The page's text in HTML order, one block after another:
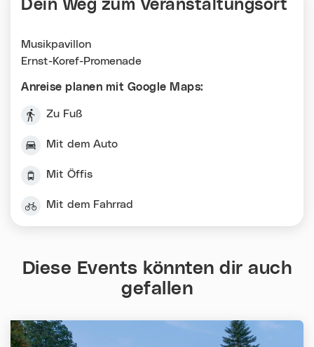
Dein Weg zum Veranstaltungsort
Musikpavillon
Ernst-Koref-Promenade
Anreise planen mit Google Maps:
Zu Fuß
Mit dem Auto
Mit Öffis
Mit dem Fahrrad
Diese Events könnten dir auch
gefallen